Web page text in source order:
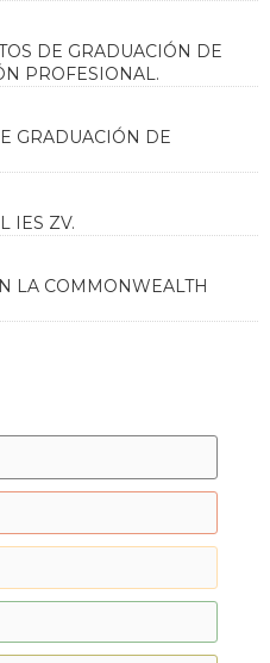
DE GRADUACIÓN DE
PROFESIONAL.
GRADUACIÓN DE
IES ZV.
LA COMMONWEALTH